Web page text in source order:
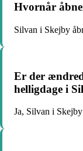
Hvornår
Silvan i Skejby
Er der
helligdage i
Ja, Silvan i